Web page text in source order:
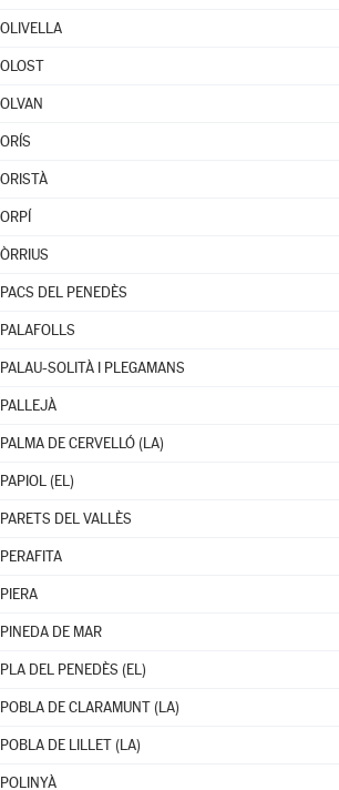
OLIVELLA
OLOST
OLVAN
ORÍS
ORISTÀ
ORPÍ
ÒRRIUS
PACS DEL PENEDÈS
PALAFOLLS
PALAU-SOLITÀ I PLEGAMANS
PALLEJÀ
PALMA DE CERVELLÓ (LA)
PAPIOL (EL)
PARETS DEL VALLÈS
PERAFITA
PIERA
PINEDA DE MAR
PLA DEL PENEDÈS (EL)
POBLA DE CLARAMUNT (LA)
POBLA DE LILLET (LA)
POLINYÀ